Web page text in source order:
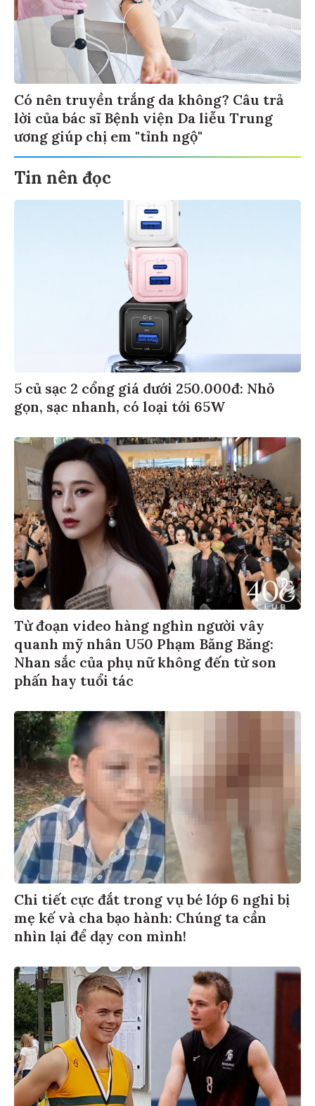
Có nên truyền trắng da không? Câu trả
lời của bác sĩ Bệnh viện Da liễu Trung
ương giúp chị em "tỉnh ngộ"
Tin nên đọc
5 củ sạc 2 cổng giá dưới 250.000đ: Nhỏ
gọn, sạc nhanh, có loại tới 65W
Từ đoạn video hàng nghìn người vây
quanh mỹ nhân U50 Phạm Băng Băng:
Nhan sắc của phụ nữ không đến từ son
phấn hay tuổi tác
Chi tiết cực đắt trong vụ bé lớp 6 nghi bị
mẹ kế và cha bạo hành: Chúng ta cần
nhìn lại để dạy con mình!